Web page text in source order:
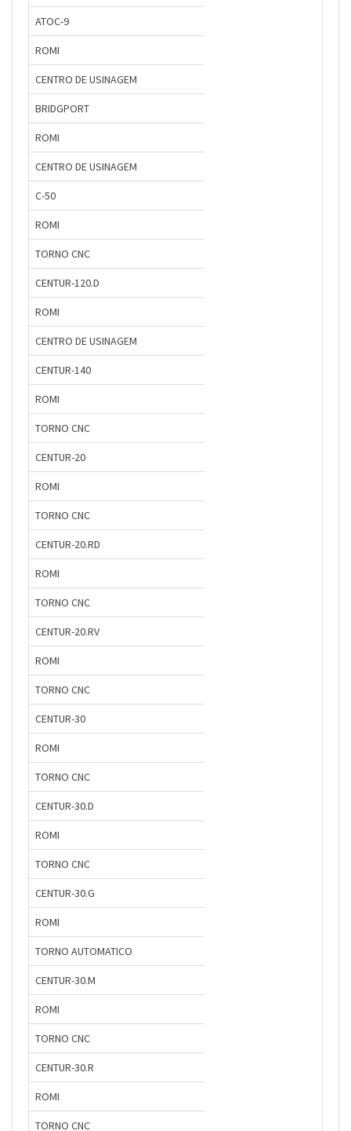
ATOC-9
ROMI
CENTRO DE USINAGEM
BRIDGPORT
ROMI
CENTRO DE USINAGEM
C-50
ROMI
TORNO CNC
CENTUR-120.D
ROMI
CENTRO DE USINAGEM
CENTUR-140
ROMI
TORNO CNC
CENTUR-20
ROMI
TORNO CNC
CENTUR-20.RD
ROMI
TORNO CNC
CENTUR-20.RV
ROMI
TORNO CNC
CENTUR-30
ROMI
TORNO CNC
CENTUR-30.D
ROMI
TORNO CNC
CENTUR-30.G
ROMI
TORNO AUTOMATICO
CENTUR-30.M
ROMI
TORNO CNC
CENTUR-30.R
ROMI
TORNO CNC